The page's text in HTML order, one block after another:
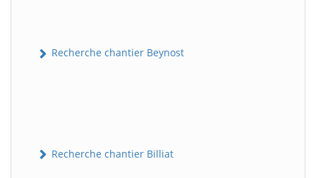
Recherche chantier Beynost
Recherche chantier Billiat